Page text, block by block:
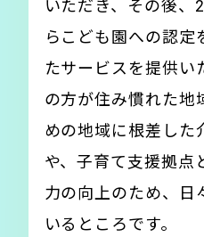
いただき、その後、
らこども園への認定
たサービスを提供い
の方が住み慣れた地
めの地域に根差した
や、子育て支援拠点
力の向上のため、日
いるところです。